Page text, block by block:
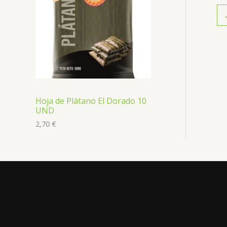
Hoja de Plátano El Dorado 10
UND
2,70 €